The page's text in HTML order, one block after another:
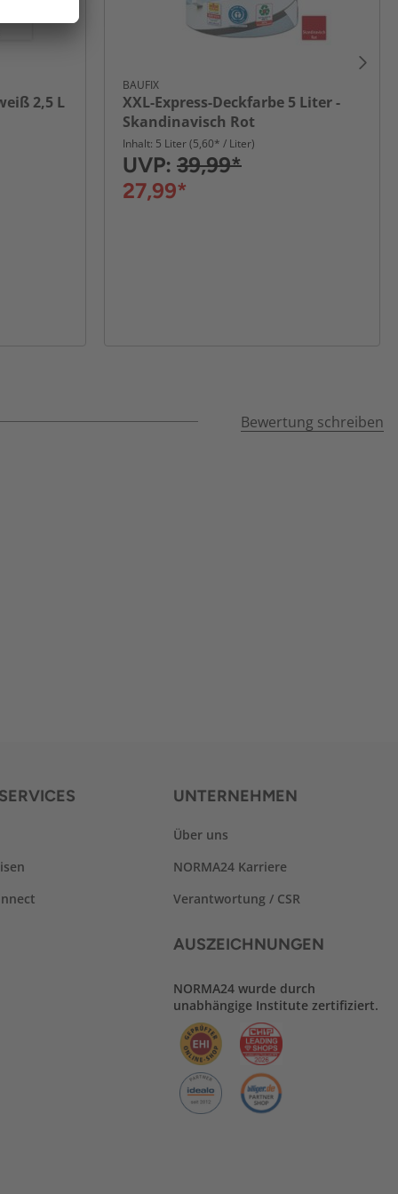
2,5 L
BAUFIX
XXL-Express-Deckfarbe 5 Liter -
Skandinavisch Rot
Inhalt: 5 Liter (5,60* / Liter)
UVP: 39,99*
27,99*
Bewertung schreiben
UNTERNEHMEN
Über uns
NORMA24 Karriere
Verantwortung / CSR
AUSZEICHNUNGEN
NORMA24 wurde durch
unabhängige Institute zertifiziert.